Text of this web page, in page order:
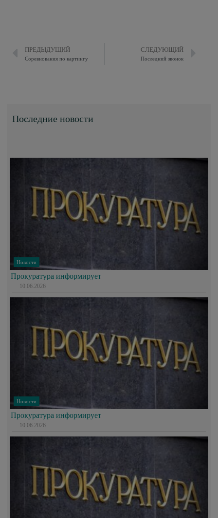
ПРЕДЫДУЩИЙ
Соревнования по картингу
СЛЕДУЮЩИЙ
Последний звонок
Последние новости
Новости
Прокуратура информирует
10.06.2026
Новости
Прокуратура информирует
10.06.2026